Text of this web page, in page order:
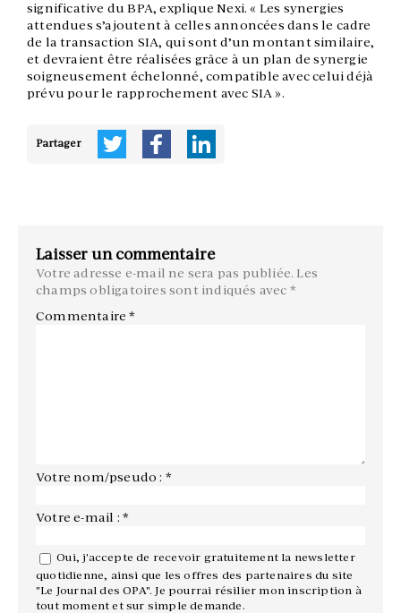
significative du BPA, explique Nexi. « Les synergies
attendues s’ajoutent à celles annoncées dans le cadre
de la transaction SIA, qui sont d’un montant similaire,
et devraient être réalisées grâce à un plan de synergie
soigneusement échelonné, compatible avec celui déjà
prévu pour le rapprochement avec SIA ».
Partager
Laisser un commentaire
Votre adresse e-mail ne sera pas publiée. Les
champs obligatoires sont indiqués avec *
Commentaire*
Votre nom/pseudo : *
Votre e-mail : *
Oui, j'accepte de recevoir gratuitement la newsletter
quotidienne, ainsi que les offres des partenaires du site
"Le Journal des OPA". Je pourrai résilier mon inscription à
tout moment et sur simple demande.